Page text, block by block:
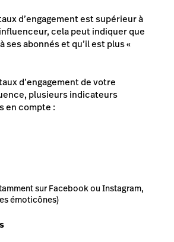
d’engagement est supérieur à
cela peut indiquer que
ses abonnés et qu’il est plus «
d’engagement de votre
plusieurs indicateurs
en compte :
sur Facebook ou Instagram,
émoticônes)